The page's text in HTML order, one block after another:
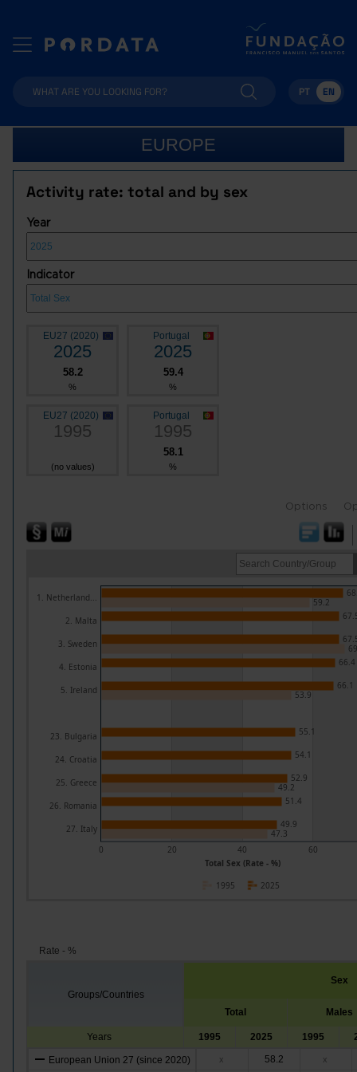
PT EN
EUROPE
Activity rate: total and by sex
Year
Indicator
EU27 (2020)
2025
58.2
%
Portugal
2025
59.4
%
EU27 (2020)
1995
(no values)
Portugal
1995
58.1
%
Options
Total Sex (Rate - %)
0 20 40 60
1. Netherland...
2. Malta
3. Sweden
4. Estonia
5. Ireland
23. Bulgaria
24. Croatia
25. Greece
26. Romania
27. Italy
66.4
66.1
55.1
54.1
52.9
51.4
49.9
59.2
53.9
49.2
47.3
2025
1995
Rate - %
Groups/Countries
Sex
Total Males
Years 1995 2025 1995
European Union 27 (since 2020) x 58.2 x